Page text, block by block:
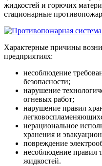
жидкостей и горючих
стационарные
Характерные причины
предприятиях:
несоблюдение
безопасности;
нарушение
огневых работ;
нарушение правил
нерациональное
хранения и
повреждение
несоблюдение правил
жидкостей.